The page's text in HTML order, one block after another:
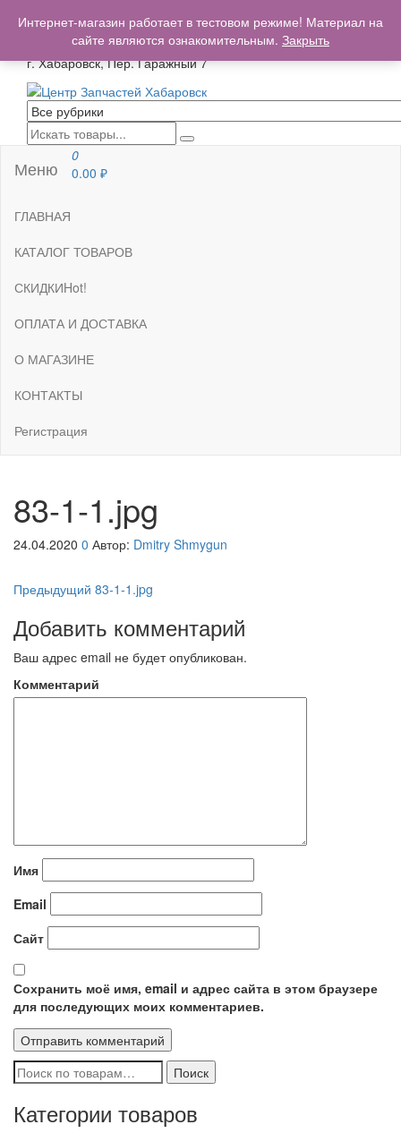
centrzapchastey.ru@mail.ru
г. Хабаровск, Пер. Гаражный 7
Центр Запчастей Хабаровск
Запчасти для авто,
мото,бензопил,велосипедов,снегоходов,бензопил и т.д.
Хабаровск
Меню
0
0.00 ₽
ГЛАВНАЯ
КАТАЛОГ ТОВАРОВ
СКИДКИHot!
ОПЛАТА И ДОСТАВКА
О МАГАЗИНЕ
КОНТАКТЫ
Регистрация
83-1-1.jpg
24.04.2020 0 Автор: Dmitry Shmygun
Навигация
по
записям
Предыдущая
Предыдущий 83-1-1.jpg
Добавить комментарий
Ваш адрес email не будет опубликован.
Комментарий
Имя
Email
Сайт
Сохранить моё имя, email и адрес сайта в этом браузере
для последующих моих комментариев.
Искать: Поиск
Категории товаров
Интернет-магазин работает в тестовом режиме! Материал на
сайте являются ознакомительным. Закрыть